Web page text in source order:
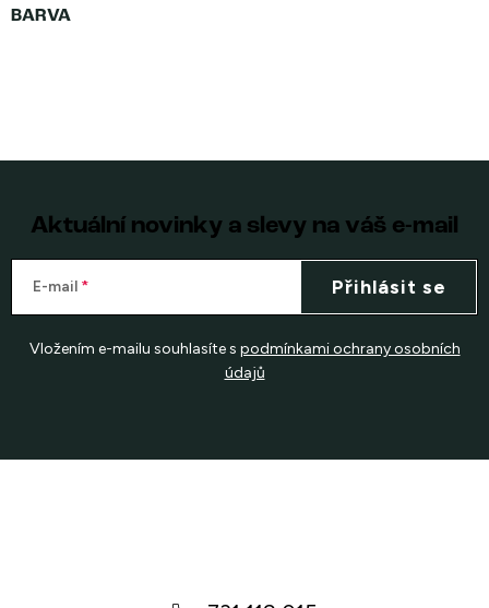
Aktuální novinky a slevy na váš e-mail
E-mail
Vložením e-mailu souhlasíte s podmínkami ochrany osobních
údajů
Přihlásit se